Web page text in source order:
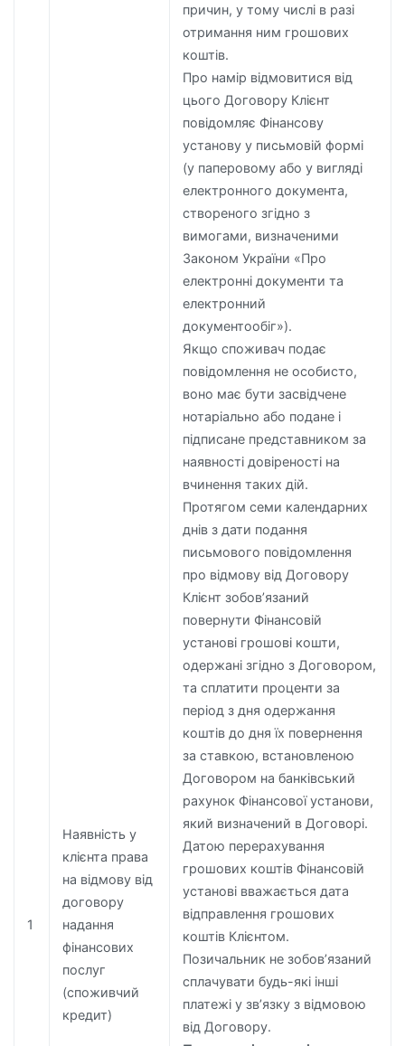
1
Наявність у
клієнта права
на відмову від
договору
надання
фінансових
послуг
(споживчий
кредит)
причин, у тому числі в разі
отримання ним грошових
коштів.
Про намір відмовитися від
цього Договору Клієнт
повідомляє Фінансову
установу у письмовій формі
(у паперовому або у вигляді
електронного документа,
створеного згідно з
вимогами, визначеними
Законом України «Про
електронні документи та
електронний
документообіг»).
Якщо споживач подає
повідомлення не особисто,
воно має бути засвідчене
нотаріально або подане і
підписане представником за
наявності довіреності на
вчинення таких дій.
Протягом семи календарних
днів з дати подання
письмового повідомлення
про відмову від Договору
Клієнт зобов’язаний
повернути Фінансовій
установі грошові кошти,
одержані згідно з Договором,
та сплатити проценти за
період з дня одержання
коштів до дня їх повернення
за ставкою, встановленою
Договором на банківський
рахунок Фінансової установи,
який визначений в Договорі.
Датою перерахування
грошових коштів Фінансовій
установі вважається дата
відправлення грошових
коштів Клієнтом.
Позичальник не зобов’язаний
сплачувати будь-які інші
платежі у зв’язку з відмовою
від Договору.